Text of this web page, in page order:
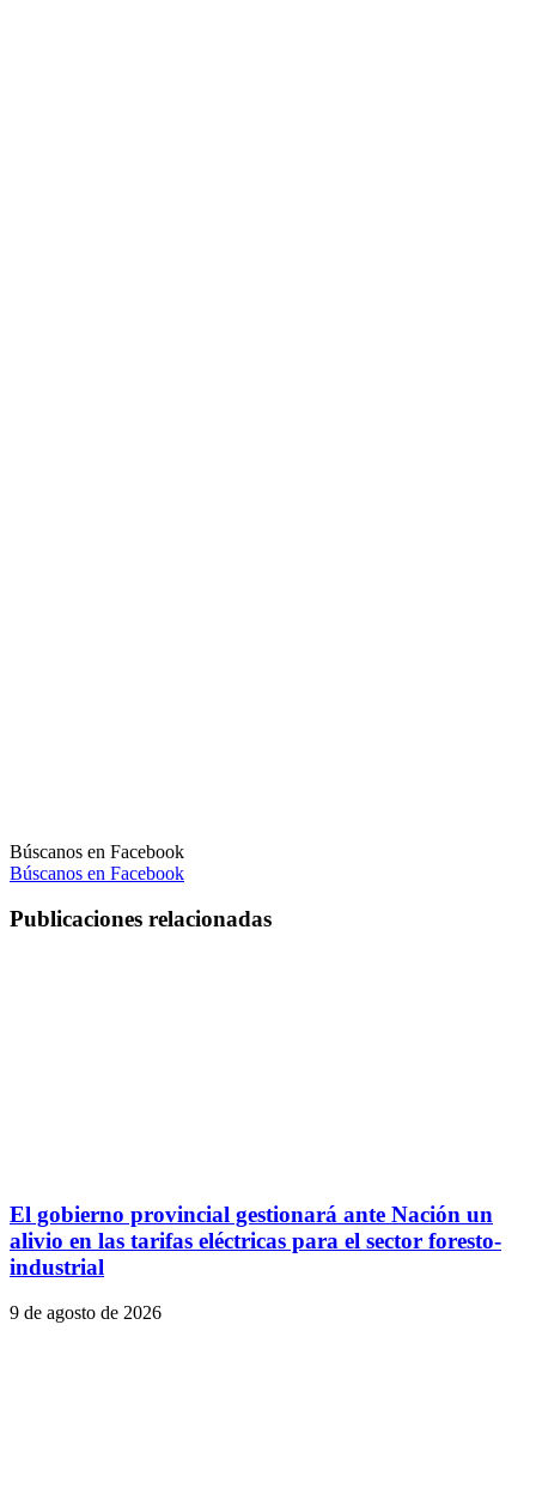
Búscanos en Facebook
Búscanos en Facebook
Publicaciones relacionadas
El gobierno provincial gestionará ante Nación un
alivio en las tarifas eléctricas para el sector foresto-
industrial
9 de agosto de 2026